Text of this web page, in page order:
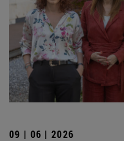
09 | 06 | 2026